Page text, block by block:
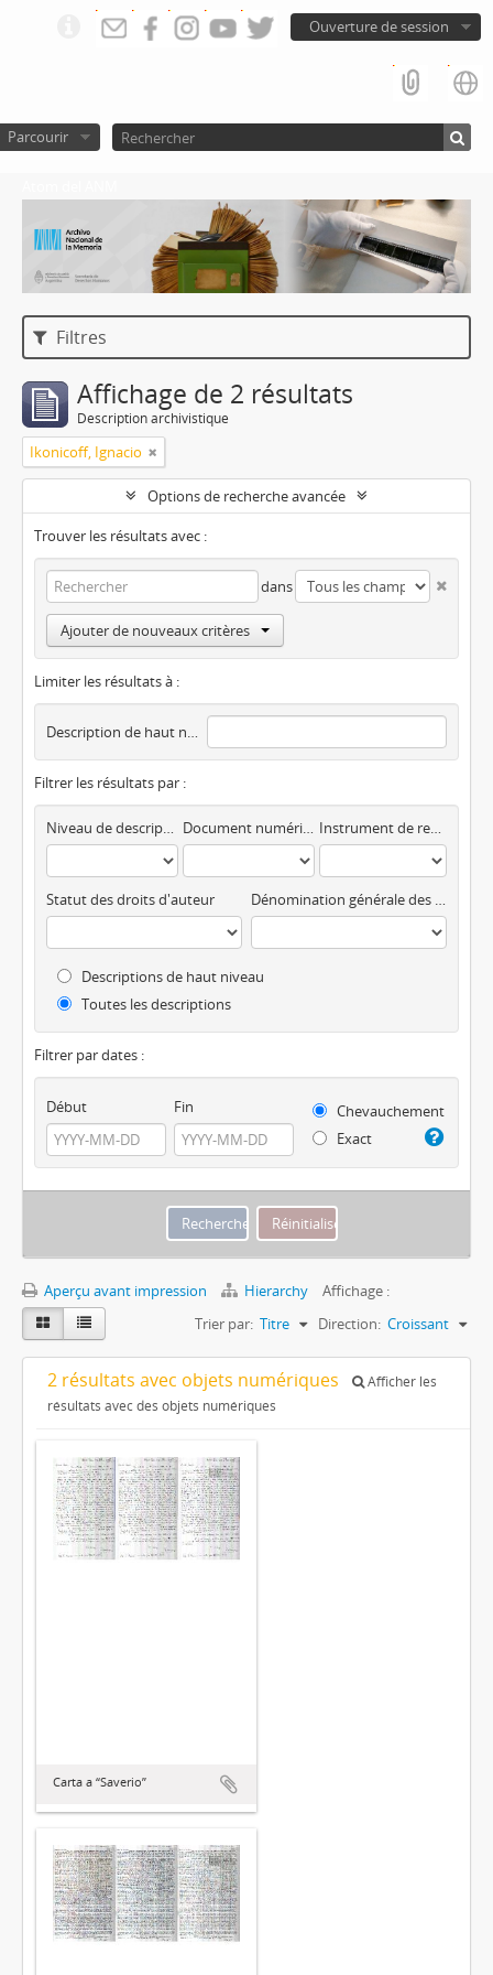
Ouverture de session
Parcourir
Filtres
Affichage de 2 résultats
Description archivistique
Ikonicoff, Ignacio
Options de recherche avancée
Trouver les résultats avec :
dans
Ajouter de nouveaux critères
Limiter les résultats à :
Description de haut niveau
Filtrer les résultats par :
Niveau de description Document numérique disponible Instrument de recherche
Statut des droits d'auteur Dénomination générale des documents
Descriptions de haut niveau
Toutes les descriptions
Filtrer par dates :
Début Fin
Chevauchement
Exact
Aperçu avant impression Hierarchy
Affichage :
Trier par: Titre Direction: Croissant
2 résultats avec objets numériques
Afficher les
résultats avec des objets numériques
Carta a “Saverio”